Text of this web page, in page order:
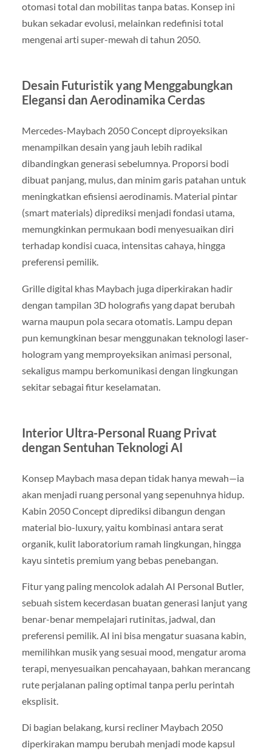
otomasi total dan mobilitas tanpa batas. Konsep ini
bukan sekadar evolusi, melainkan redefinisi total
mengenai arti super-mewah di tahun 2050.
Desain Futuristik yang Menggabungkan
Elegansi dan Aerodinamika Cerdas
Mercedes-Maybach 2050 Concept diproyeksikan
menampilkan desain yang jauh lebih radikal
dibandingkan generasi sebelumnya. Proporsi bodi
dibuat panjang, mulus, dan minim garis patahan untuk
meningkatkan efisiensi aerodinamis. Material pintar
(smart materials) diprediksi menjadi fondasi utama,
memungkinkan permukaan bodi menyesuaikan diri
terhadap kondisi cuaca, intensitas cahaya, hingga
preferensi pemilik.
Grille digital khas Maybach juga diperkirakan hadir
dengan tampilan 3D holografis yang dapat berubah
warna maupun pola secara otomatis. Lampu depan
pun kemungkinan besar menggunakan teknologi laser-
hologram yang memproyeksikan animasi personal,
sekaligus mampu berkomunikasi dengan lingkungan
sekitar sebagai fitur keselamatan.
Interior Ultra-Personal Ruang Privat
dengan Sentuhan Teknologi AI
Konsep Maybach masa depan tidak hanya mewah—ia
akan menjadi ruang personal yang sepenuhnya hidup.
Kabin 2050 Concept diprediksi dibangun dengan
material bio-luxury, yaitu kombinasi antara serat
organik, kulit laboratorium ramah lingkungan, hingga
kayu sintetis premium yang bebas penebangan.
Fitur yang paling mencolok adalah AI Personal Butler,
sebuah sistem kecerdasan buatan generasi lanjut yang
benar-benar mempelajari rutinitas, jadwal, dan
preferensi pemilik. AI ini bisa mengatur suasana kabin,
memilihkan musik yang sesuai mood, mengatur aroma
terapi, menyesuaikan pencahayaan, bahkan merancang
rute perjalanan paling optimal tanpa perlu perintah
eksplisit.
Di bagian belakang, kursi recliner Maybach 2050
diperkirakan mampu berubah menjadi mode kapsul